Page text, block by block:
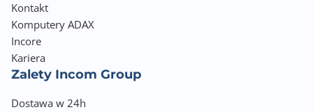
Interfejs komunikacyjny
USB
przewód sieciowy LAN
Złącze LPT
Kontakt
Komputery ADAX
Incore
Kariera
Zalety Incom Group
Dostawa w 24h